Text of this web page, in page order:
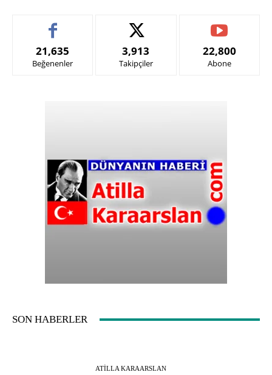
21,635
Beğenenler
3,913
Takipçiler
22,800
Abone
SON HABERLER
ATILLA KARAARSLAN